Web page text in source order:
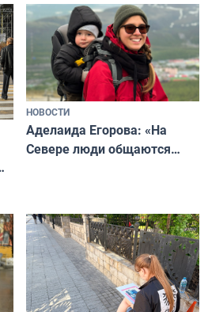
НОВОСТИ
Аделаида Егорова: «На
Севере люди общаются